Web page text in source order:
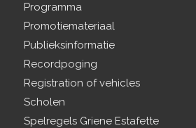
Programma
Promotiemateriaal
Publieksinformatie
Recordpoging
Registration of vehicles
Scholen
Spelregels Griene Estafette